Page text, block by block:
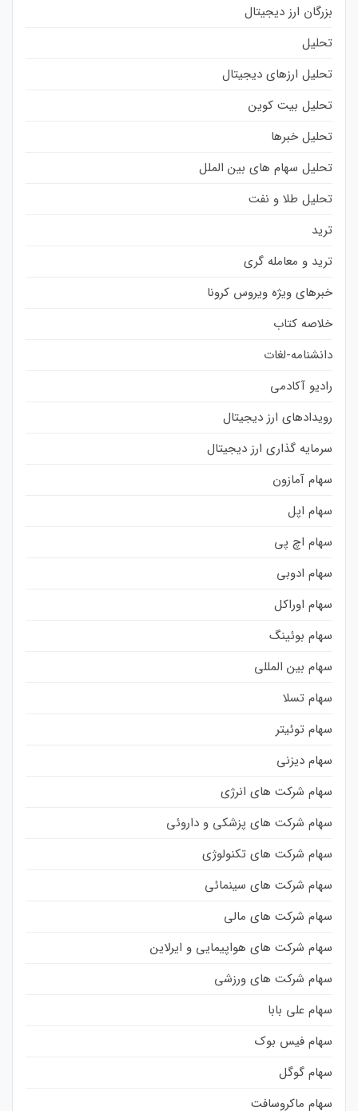
بزرگان ارز دیجیتال
تحلیل
تحلیل ارزهای دیجیتال
تحلیل بیت کوین
تحلیل خبرها
تحلیل سهام های بین الملل
تحلیل طلا و نفت
ترید
ترید و معامله گری
خبرهای ویژه ویروس کرونا
خلاصه کتاب
دانشنامه-لغات
رادیو آکادمی
رویدادهای ارز دیجیتال
سرمایه گذاری ارز دیجیتال
سهام آمازون
سهام اپل
سهام اچ پی
سهام ادوبی
سهام اوراکل
سهام بوئینگ
سهام بین المللی
سهام تسلا
سهام توئیتر
سهام دیزنی
سهام شرکت های انرژی
سهام شرکت های پزشکی و داروئی
سهام شرکت های تکنولوژی
سهام شرکت های سینمائی
سهام شرکت های مالی
سهام شرکت های هواپیمایی و ایرلاین
سهام شرکت های ورزشی
سهام علی بابا
سهام فیس بوک
سهام گوگل
سهام ماکروسافت